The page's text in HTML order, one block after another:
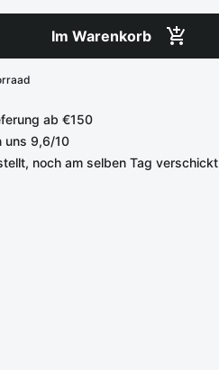
Im Warenkorb
ab €150
uns 9,6/10
noch am selben Tag verschickt